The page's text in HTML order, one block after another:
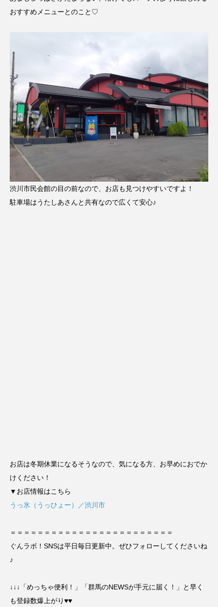
おすすめメニューとのこと♡
渋川市民会館の目の前なので、お店も見つけやすいですよ！
駐車場はうたしあさんと共有なので広くて安心♪
お店は冬期休業になるそうなので、気になる方、お早めにおでか
けください！
▼お店情報はこちら
うっ氷（うっひょー）／渋川市
＝＝＝＝＝＝＝＝＝＝＝＝＝＝＝＝＝＝＝＝＝＝＝＝
ぐんラボ！SNSは平日毎日更新中。ぜひフォローしてくださいね
♪
↓↓↓「めっちゃ便利！」「群馬のNEWSが手元に届く！」と早く
も登録数爆上がり♥♥